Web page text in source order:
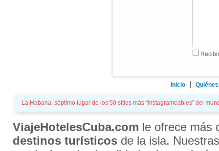
Inicio
La Habana, séptimo lugar de los 50 sitios más “instagrameables” del
ViajeHotelesCuba.com le ofrece más
destinos turísticosde la isla.